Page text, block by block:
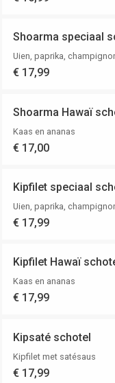
Shoarma speciaal
Uien, paprika,
€ 17,99
Shoarma Hawaï
Kaas en ananas
€ 17,00
Kipfilet speciaal
Uien, paprika,
€ 17,99
Kipfilet Hawaï
Kaas en ananas
€ 17,99
Kipsaté schotel
Kipfilet met satésaus
€ 17,99